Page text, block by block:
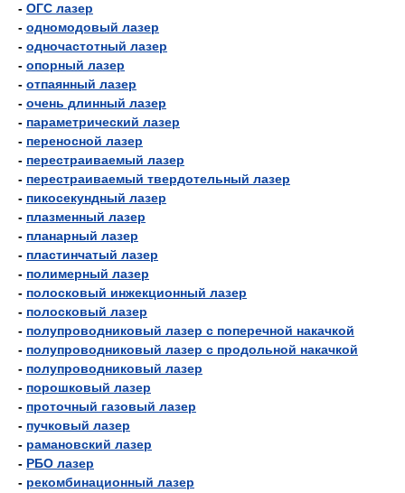
- ОГС лазер
- одномодовый лазер
- одночастотный лазер
- опорный лазер
- отпаянный лазер
- очень длинный лазер
- параметрический лазер
- переносной лазер
- перестраиваемый лазер
- перестраиваемый твердотельный лазер
- пикосекундный лазер
- плазменный лазер
- планарный лазер
- пластинчатый лазер
- полимерный лазер
- полосковый инжекционный лазер
- полосковый лазер
- полупроводниковый лазер с поперечной накачкой
- полупроводниковый лазер с продольной накачкой
- полупроводниковый лазер
- порошковый лазер
- проточный газовый лазер
- пучковый лазер
- рамановский лазер
- РБО лазер
- рекомбинационный лазер